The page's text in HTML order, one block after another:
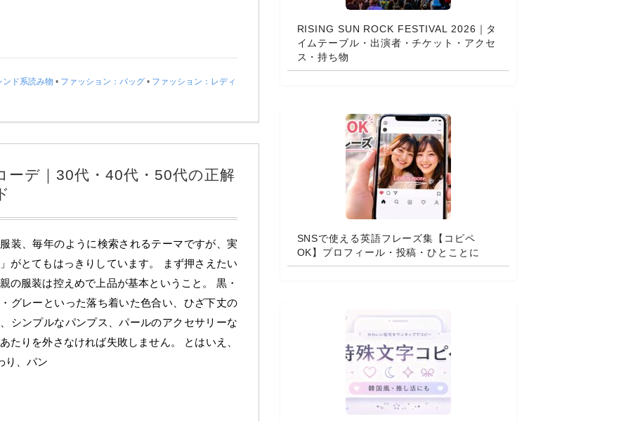
ンド系読み物 • ファッション：バッグ • ファッション：レディ
ーデ｜30代・40代・50代の正解
装、毎年のように検索されるテーマですが、実
がとてもはっきりしています。 まず押さえたい
の服装は控えめで上品が基本ということ。 黒・
グレーといった落ち着いた色合い、ひざ下丈の
シンプルなパンプス、パールのアクセサリーな
たりを外さなければ失敗しません。 とはいえ、
り、パン
RISING SUN ROCK FESTIVAL 2026｜タ
イムテーブル・出演者・チケット・アクセ
ス・持ち物
SNSで使える英語フレーズ集【コピペ
OK】プロフィール・投稿・ひとことに